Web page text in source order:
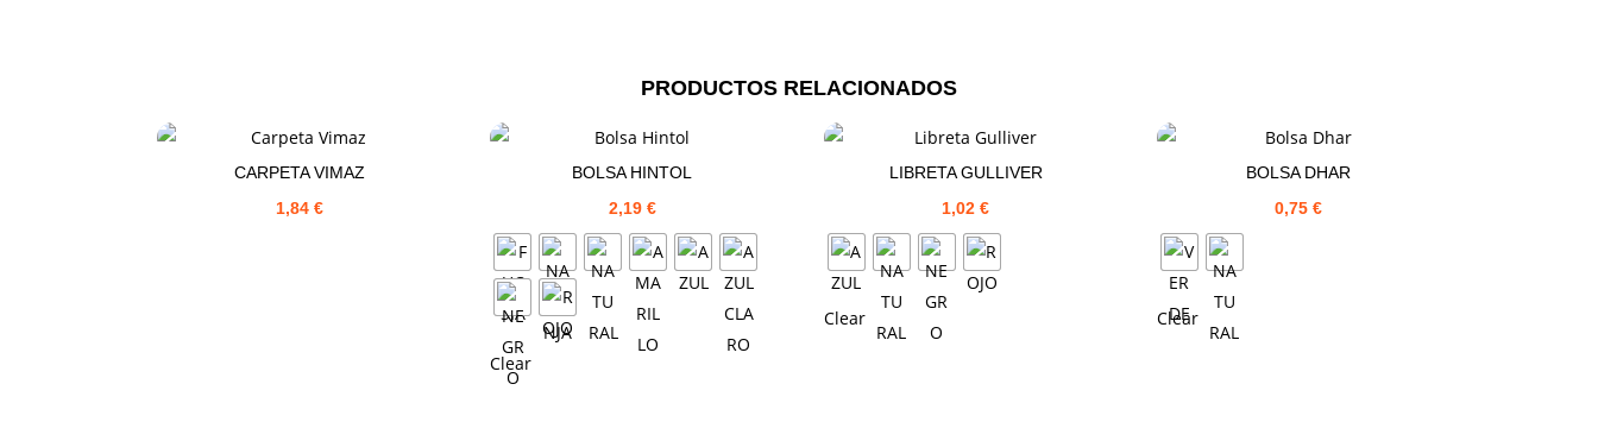
PRODUCTOS RELACIONADOS
CARPETA VIMAZ
1,84 €
BOLSA HINTOL
2,19 €
Clear
LIBRETA GULLIVER
1,02€
Clear
BOLSA DHAR
0,75€
Clear